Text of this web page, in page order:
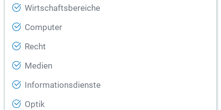
Wirtschaftsbereiche
Computer
Recht
Medien
Informationsdienste
Optik